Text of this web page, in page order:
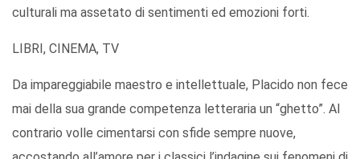
culturali ma assetato di sentimenti ed emozioni forti.
LIBRI, CINEMA, TV
Da impareggiabile maestro e intellettuale, Placido non fece
mai della sua grande competenza letteraria un “ghetto”. Al
contrario volle cimentarsi con sfide sempre nuove,